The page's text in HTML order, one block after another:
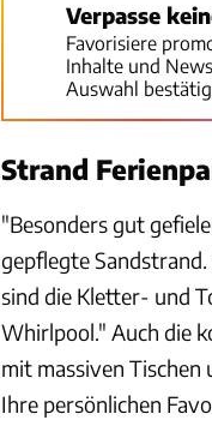
Verpasse
Favorisiere
Inhalte und
Auswahl
Strand
"Besonders gut
gepflegte
sind die Kletter- und
Whirlpool." Auch die
mit massiven Tischen
Ihre persönlichen